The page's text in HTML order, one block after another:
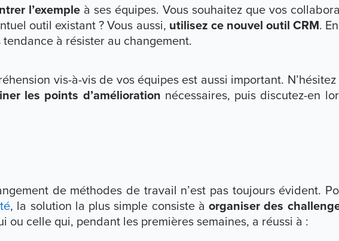
l’exemple à ses équipes. Vous souhaitez que vos
outil existant ? Vous aussi, utilisez ce nouvel outil CRM.
à résister au changement.
vis-à-vis de vos équipes est aussi important. N’hésitez
les points d’amélioration nécessaires, puis discutez-en
de méthodes de travail n’est pas toujours évident.
, la solution la plus simple consiste à organiser des
ou celle qui, pendant les premières semaines, a réussi à :